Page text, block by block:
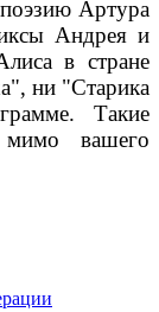
Артура
Андрея и
в стране
ни "Старика
Такие
вашего